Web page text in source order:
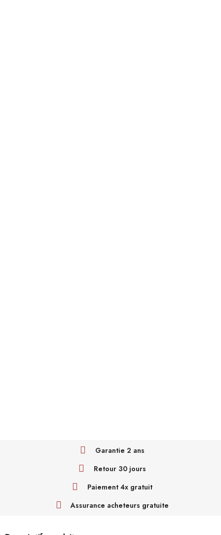
Garantie 2 ans
Retour 30 jours
Paiement 4x gratuit
Assurance acheteurs gratuite